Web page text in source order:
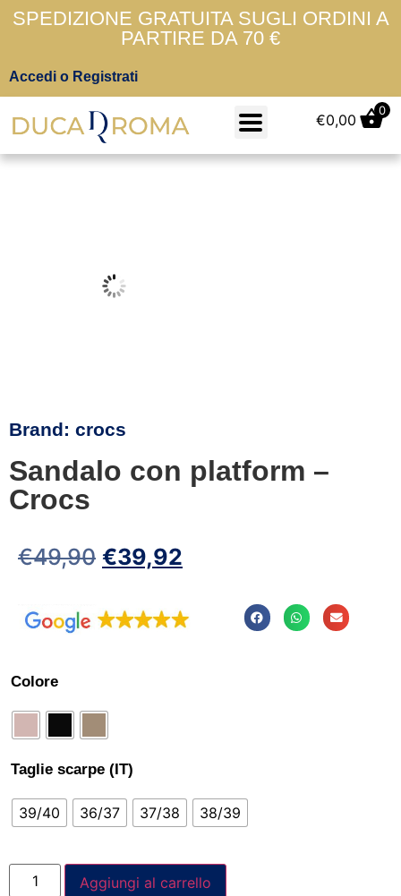
SPEDIZIONE GRATUITA SUGLI ORDINI A
PARTIRE DA 70 €
Accedi o Registrati
€0,00
0
Brand: crocs
Sandalo con platform –
Crocs
€49,90 €39,92
Colore
Taglie scarpe (IT)
39/40 36/37 37/38 38/39
Aggiungi al carrello